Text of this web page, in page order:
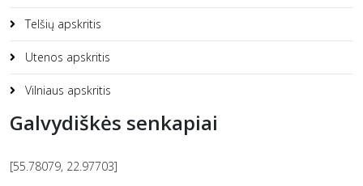
Telšių apskritis
Utenos apskritis
Vilniaus apskritis
Galvydiškės senkapiai
[55.78079, 22.97703]